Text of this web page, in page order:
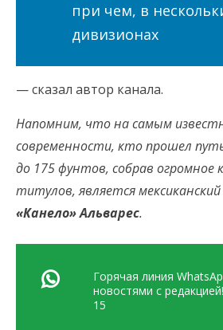
при чем, в
дивизионах
— сказал автор канала.
Напомним, что на самым
современности, кто прошел
до 175 фунтов, собрав огромное
титулов, является
«Канело» Альварес.
Горячая линия
новостями с
15